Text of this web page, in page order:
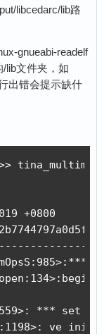
libcedarc/lib路
gnueabi-readelf
lib文件夹，如
出错会提示缺什
+0800
*** set
ve init